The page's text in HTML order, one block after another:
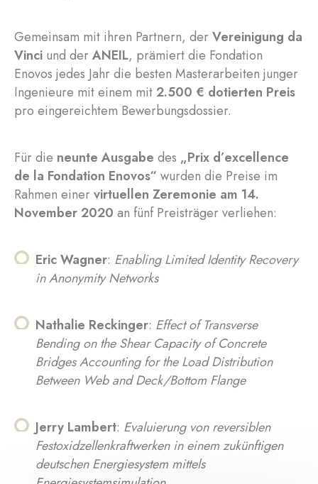
Gemeinsam mit ihren Partnern, derVereinigung da
Vinci und derANEIL, prämiert die Fondation
Enovos jedes Jahr die besten Masterarbeiten junger
Ingenieure mit einem mit2.500 € dotierten Preis
pro eingereichtem Bewerbungsdossier.
Für die neunte Ausgabe des „Prix d’excellence
de la Fondation Enovos“ wurden die Preise im
Rahmen einervirtuellen Zeremonie am 14.
November 2020 an fünf Preisträger verliehen:
Eric Wagner: Enabling Limited Identity Recovery
in Anonymity Networks
Nathalie Reckinger: Effect of Transverse
Bending on the Shear Capacity of Concrete
Bridges Accounting for the Load Distribution
Between Web and Deck/Bottom Flange
Jerry Lambert: Evaluierung von reversiblen
Festoxidzellenkraftwerken in einem zukünftigen
deutschen Energiesystem mittels